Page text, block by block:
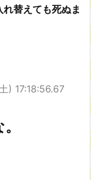
替えても死ぬま
) 17:18:56.67